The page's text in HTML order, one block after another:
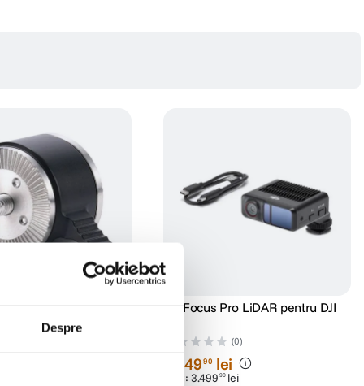
Despre
Rozeta Rapida
DJI Focus Pro LiDAR pentru DJI
(0)
14990 lei
PRP: 3.499 90 lei